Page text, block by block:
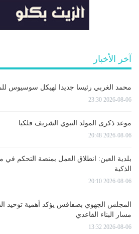
آخر الأخبار
محمد الغربي رئيسا جديدا لهيكل سوسيوس للمدة
2026-08-06 23:30
موعد ذكرى المولد النبوي الشريف فلكيا
2026-08-06 20:48
بلدية العين: انطلاق العمل بمنصة التحكم في
الذكية
2026-08-06 20:10
المجلس الجهوي بصفاقس يؤكد أهمية توحيد
مسار البناء القاعدي
2026-08-06 13:32